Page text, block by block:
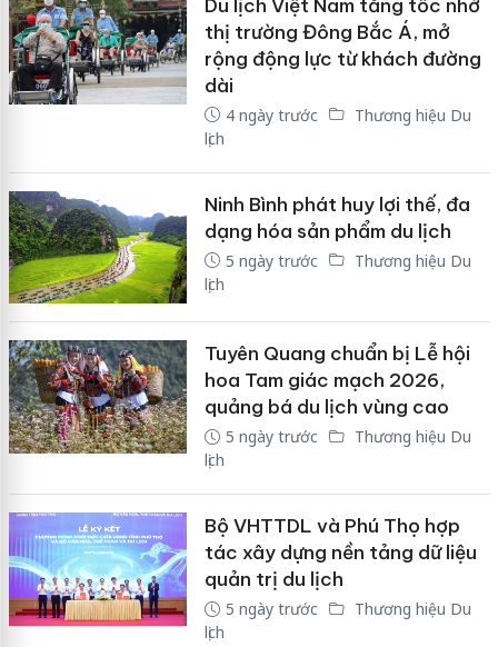
Du lịch Việt Nam tăng tốc nhờ
thị trường Đông Bắc Á, mở
rộng động lực từ khách đường
dài
4 ngày trước
Thương hiệu Du
lịch
Ninh Bình phát huy lợi thế, đa
dạng hóa sản phẩm du lịch
5 ngày trước
Thương hiệu Du
lịch
Tuyên Quang chuẩn bị Lễ hội
hoa Tam giác mạch 2026,
quảng bá du lịch vùng cao
5 ngày trước
Thương hiệu Du
lịch
Bộ VHTTDL và Phú Thọ hợp
tác xây dựng nền tảng dữ liệu
quản trị du lịch
5 ngày trước
Thương hiệu Du
lịch